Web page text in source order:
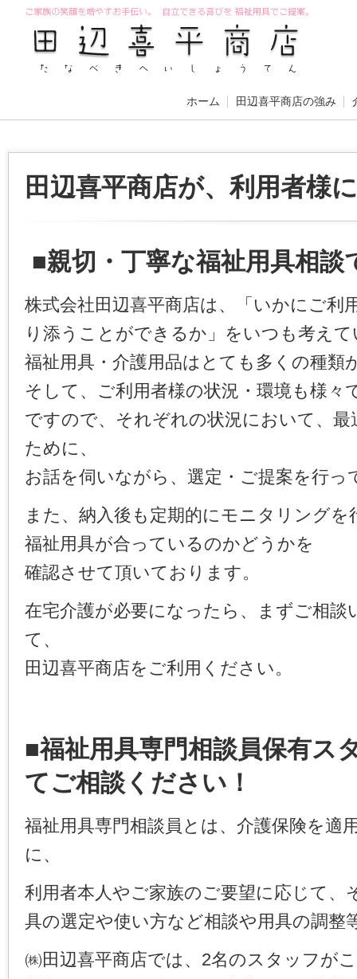
ホーム 田辺喜平商店の強み
田辺喜平商店が、利用者様
■親切・丁寧な福祉用具相談
株式会社田辺喜平商店は、「いかにご利
り添うことができるか」をいつも考え
福祉用具・介護用品はとても多くの種類
そして、ご利用者様の状況・環境も様々
ですので、それぞれの状況において、
ために、
お話を伺いながら、選定・ご提案を行っ
また、納入後も定期的にモニタリング
福祉用具が合っているのかどうかを
確認させて頂いております。
在宅介護が必要になったら、まずご相談
て、
田辺喜平商店をご利用ください。
■福祉用具専門相談員保有ス
てご相談ください！
福祉用具専門相談員とは、介護保険を適
に、
利用者本人やご家族のご要望に応じて、
具の選定や使い方など相談や用具の調整
㈱田辺喜平商店では、2名のスタッフが